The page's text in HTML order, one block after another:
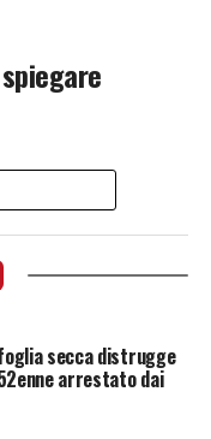
secca distrugge
arrestato dai